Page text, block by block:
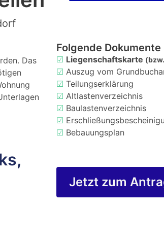
Das
Folgende
☑ Liegenschaftskarte
☑ Auszug vom
☑ Teilungserklärung
☑ Altlastenverzeichnis
☑ Baulastenverzeichnis
☑
☑ Bebauungsplan
Jetzt zum